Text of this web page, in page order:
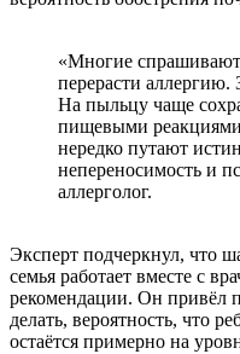
«Многие
перерасти аллергию.
На пыльцу чаще
пищевыми
нередко путают
непереносимость и
аллерголог.
Эксперт подчеркнул, что
семья работает вместе с
рекомендации. Он привёл
делать, вероятность, что
остаётся примерно на